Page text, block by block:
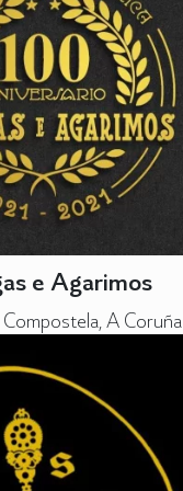
e Agarimos
A Coruña